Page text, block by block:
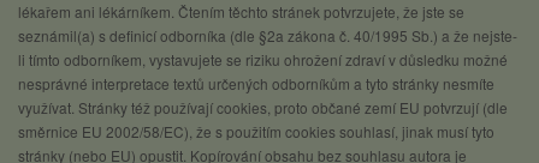
lékařem ani lékárníkem. Čtením těchto stránek potvrzujete, že jste se
seznámil(a) s definicí odborníka (dle §2a zákona č. 40/1995 Sb.) a že nejste-
li tímto odborníkem, vystavujete se riziku ohrožení zdraví v důsledku možné
nesprávné interpretace textů určených odborníkům a tyto stránky nesmíte
využívat. Stránky též používají cookies, proto občané zemí EU potvrzují (dle
směrnice EU 2002/58/EC), že s použitím cookies souhlasí, jinak musí tyto
stránky (nebo EU) opustit. Kopírování obsahu bez souhlasu autora je